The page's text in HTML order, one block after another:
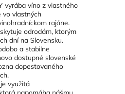
vyrába víno z vlastného
vo vlastných
rajóne.
odrodám, ktorým
dní na Slovensku.
a stabilne
dostupné slovenské
dopestovaného
využitá